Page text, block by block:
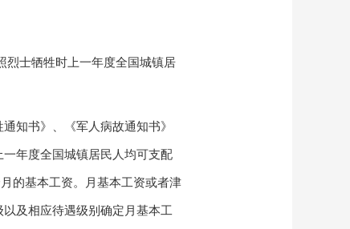
烈士牺牲时上一年度全国城镇居
知书》、《军人病故通知书》
年度全国城镇居民人均可支配
的基本工资。月基本工资或者津
及相应待遇级别确定月基本工